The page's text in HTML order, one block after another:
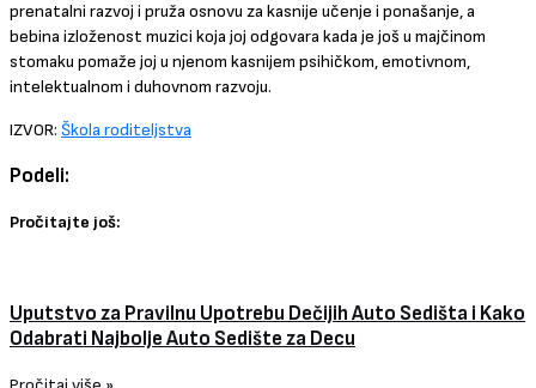
prenatalni razvoj i pruža osnovu za kasnije učenje i ponašanje, a
bebina izloženost muzici koja joj odgovara kada je još u majčinom
stomaku pomaže joj u njenom kasnijem psihičkom, emotivnom,
intelektualnom i duhovnom razvoju.
IZVOR: Škola roditeljstva
Podeli:
Pročitajte još:
Uputstvo za Pravilnu Upotrebu Dečijih Auto Sedišta i Kako
Odabrati Najbolje Auto Sedište za Decu